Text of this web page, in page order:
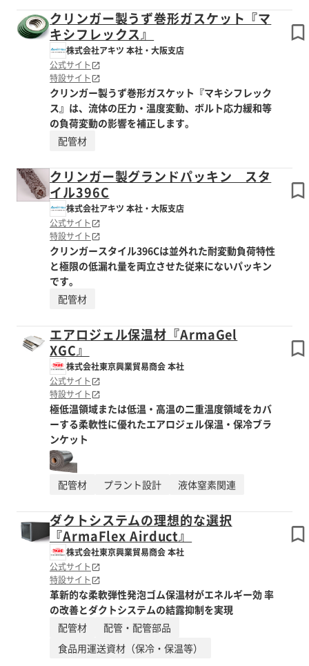
クリンガー製うず巻形ガスケット『マ
キシフレックス』
株式会社アキツ 本社・大阪支店
公式サイト
特設サイト
クリンガー製うず巻形ガスケット『マキシフレック
ス』は、流体の圧力・温度変動、ボルト応力緩和等
の負荷変動の影響を補正します。
配管材
クリンガー製グランドパッキン スタ
イル396C
株式会社アキツ 本社・大阪支店
公式サイト
特設サイト
クリンガースタイル396Cは並外れた耐変動負荷特性
と極限の低漏れ量を両立させた従来にないパッキン
です。
配管材
エアロジェル保温材『ArmaGel
XGC』
株式会社東京興業貿易商会 本社
公式サイト
特設サイト
極低温領域または低温・高温の二重温度領域をカバ
ーする柔軟性に優れたエアロジェル保温・保冷ブラ
ンケット
配管材 プラント設計 液体窒素関連
ダクトシステムの理想的な選択
『ArmaFlex Airduct』
株式会社東京興業貿易商会 本社
公式サイト
特設サイト
革新的な柔軟弾性発泡ゴム保温材がエネルギー効 率
の改善とダクトシステムの結露抑制を実現
配管材
配管・配管部品
食品用運送資材（保冷・保温等）